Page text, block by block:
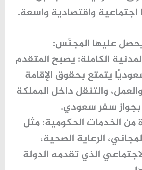
واقتصادية واسعة.
يحصل عليها المجنّس:
الكاملة: يصبح المتقدم
يتمتع بحقوق الإقامة
والتنقل داخل المملكة
بجواز سفر سعودي.
من الخدمات الحكومية:مثل
الرعاية الصحية،
الذي تقدمه الدولة